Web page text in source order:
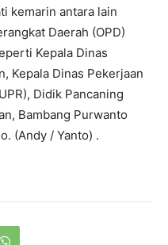
kemarin antara lain
Daerah (OPD)
Kepala Dinas
Kepala Dinas Pekerjaan
Didik Pancaning
Bambang Purwanto
(Andy / Yanto) .